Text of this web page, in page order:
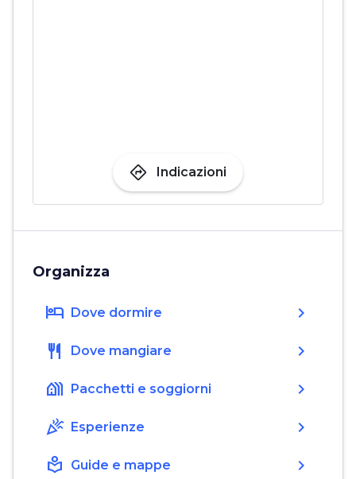
directions Indicazioni
Organizza
hotel Dove dormire chevron_right
restaurant Dove mangiare chevron_right
holiday_village Pacchetti e soggiorni chevron_right
celebration Esperienze chevron_right
local_library Guide e mappe chevron_right